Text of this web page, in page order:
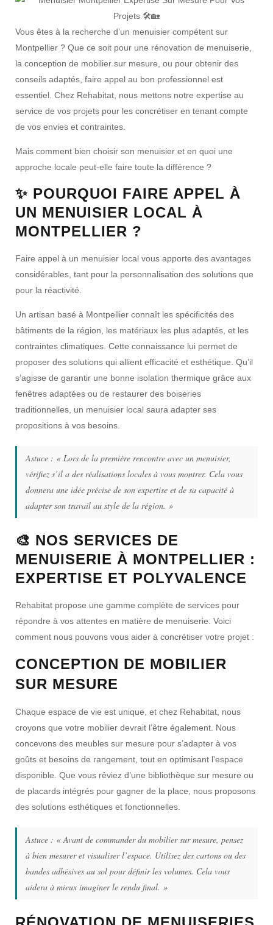
Vous êtes à la recherche d’un menuisier compétent sur
Montpellier ? Que ce soit pour une rénovation de menuiserie,
la conception de mobilier sur mesure, ou pour obtenir des
conseils adaptés, faire appel au bon professionnel est
essentiel. Chez Rehabitat , nous mettons notre expertise au
service de vos projets pour les concrétiser en tenant compte
de vos envies et contraintes.
Mais comment bien choisir son menuisier et en quoi une
approche locale peut-elle faire toute la différence ?
✨ POURQUOI FAIRE APPEL À
UN MENUISIER LOCAL À
MONTPELLIER ?
Faire appel à un menuisier local vous apporte des avantages
considérables, tant pour la personnalisation des solutions que
pour la réactivité
Un artisan basé à Montpellier connaît les spécificités des
bâtiments de la région, les matériaux les plus adaptés, et les
contraintes climatiques. Cette connaissance lui permet de
proposer des solutions qui allient efficacité et esthétique. Qu’il
s’agisse de garantir une bonne isolation thermique grâce aux
fenêtres adaptées ou de restaurer des boiseries
traditionnelles, un menuisier local saura adapter ses
propositions à vos besoins.
Astuce : « Lors de la première rencontre avec un menuisier,
vérifiez s’il a des réalisations locales à vous montrer. Cela vous
donnera une idée précise de son expertise et de sa capacité à
adapter son travail au style de la région. »
🎨 NOS SERVICES DE
MENUISERIE À MONTPELLIER :
EXPERTISE ET POLYVALENCE
Rehabitat propose une gamme complète de services pour
répondre à vos attentes en matière de menuiserie. Voici
comment nous pouvons vous aider à concrétiser votre projet :
CONCEPTION DE MOBILIER
SUR MESURE
Chaque espace de vie est unique, et chez Rehabitat, nous
croyons que votre mobilier devrait l’être également. Nous
concevons des meubles sur mesure pour s’adapter à vos
goûts et besoins de rangement, tout en optimisant l’espace
disponible. Que vous rêviez d’une bibliothèque sur mesure ou
de placards intégrés pour gagner de la place, nous proposons
des solutions esthétiques et fonctionnelles.
Astuce : « Avant de commander du mobilier sur mesure, pensez
à bien mesurer et visualiser l’espace. Utilisez des cartons ou des
bandes adhésives au sol pour définir les volumes. Cela vous
aidera à mieux imaginer le rendu final. »